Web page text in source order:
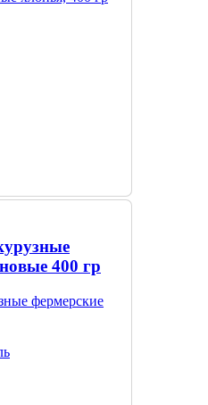
400 гр